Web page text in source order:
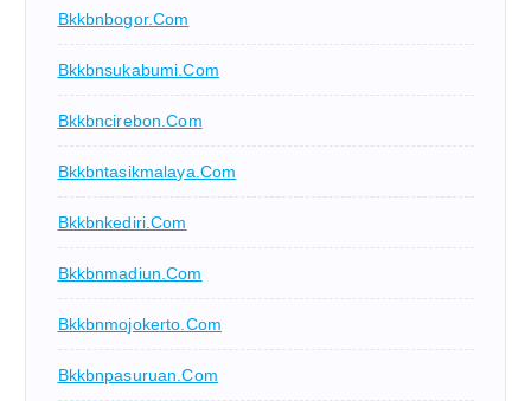
Bkkbnbogor.com
Bkkbnsukabumi.com
Bkkbncirebon.com
Bkkbntasikmalaya.com
Bkkbnkediri.com
Bkkbnmadiun.com
Bkkbnmojokerto.com
Bkkbnpasuruan.com